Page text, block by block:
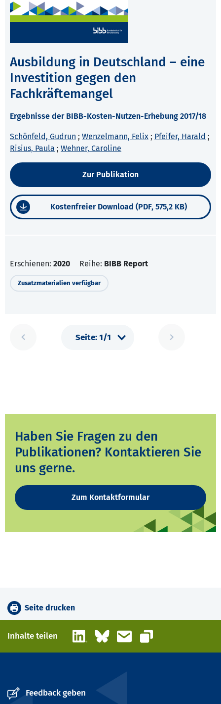
Ausbildung in Deutschland – eine
Investition gegen den
Fachkräftemangel
Ergebnisse der BIBB-Kosten-Nutzen-Erhebung 2017/18
Schönfeld, Gudrun ; Wenzelmann, Felix ; Pfeifer, Harald ;
Risius, Paula ; Wehner, Caroline
Zur Publikation
Kostenfreier Download (PDF, 575,2 KB)
Erschienen: 2020 Reihe: BIBB Report
Zusatzmaterialien verfügbar
Haben Sie Fragen zu den
Publikationen? Kontaktieren Sie
uns gerne.
Zum Kontaktformular
Seite drucken
Inhalte teilen LinkedInBlueskyE-Mail
Link kopieren
Feedback geben